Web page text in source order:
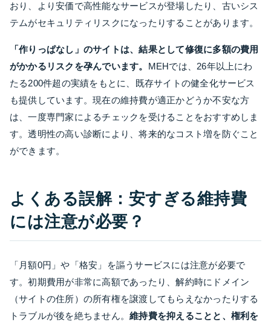
おり、より安価で高性能なサービスが登場したり、古いシス
テムがセキュリティリスクになったりすることがあります。
「作りっぱなし」のサイトは、結果として修復に多額の費用
がかかるリスクを孕んでいます。 MEHでは、26年以上にわ
たる200件超の実績をもとに、既存サイトの健全化サービス
も提供しています。現在の維持費が適正かどうか不安な方
は、一度専門家によるチェックを受けることをおすすめしま
す。透明性の高い診断により、将来的なコスト増を防ぐこと
ができます。
よくある誤解：安すぎる維持費
には注意が必要？
「月額0円」や「格安」を謳うサービスには注意が必要で
す。初期費用が非常に高額であったり、解約時にドメイン
（サイトの住所）の所有権を譲渡してもらえなかったりする
トラブルが後を絶ちません。維持費を抑えることと、権利を